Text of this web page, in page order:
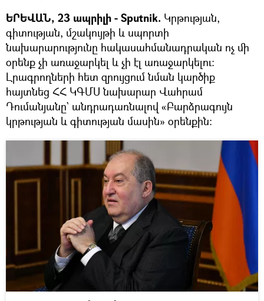
ԵՐԵՎԱՆ, 23 ապրիլի - Sputnik. Կրթության,
գիտության, մշակույթի և սպորտի
նախարարությունը հակասահմանադրական ոչ մի
օրենք չի առաջարկել և չի էլ առաջարկելու։
Լրագրողների հետ զրույցում նման կարծիք
հայտնեց ՀՀ ԿԳՄՍ նախարար Վահրամ
Դումանյանը` անդրադառնալով «Բարձրագույն
կրթության և գիտության մասին» օրենքին։